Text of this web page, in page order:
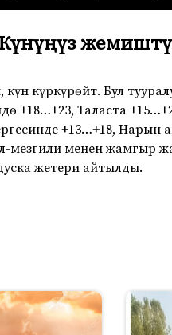
күркүрөйт. Бул
+18…+23, Таласта
+13…+18, Нарын
менен жамгыр
жетери айтылды.